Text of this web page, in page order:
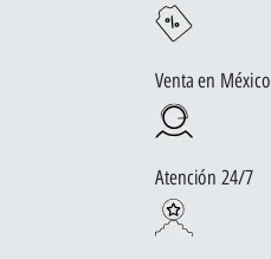
Venta en México
Atención 24/7